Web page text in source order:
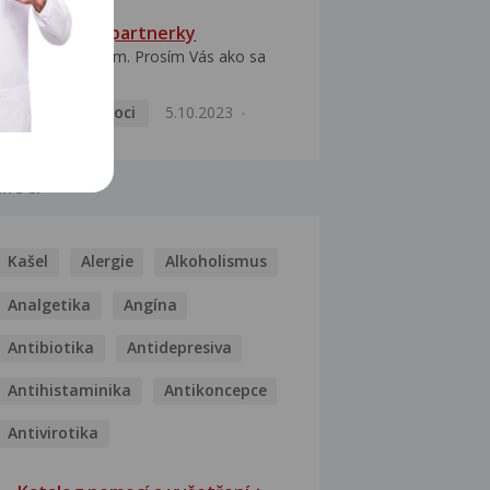
HPV typ 52 u partnerky
Dobrý deň prajem. Prosím Vás ako sa
Pohlavní nemoci
5.10.2023
Kašel Alergie Alkoholismus
Analgetika Angína
Antibiotika Antidepresiva
Antihistaminika Antikoncepce
Antivirotika